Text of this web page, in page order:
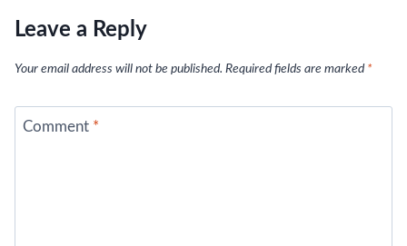
Leave a Reply
Your email address will not be published. Required fields are marked *
Comment *